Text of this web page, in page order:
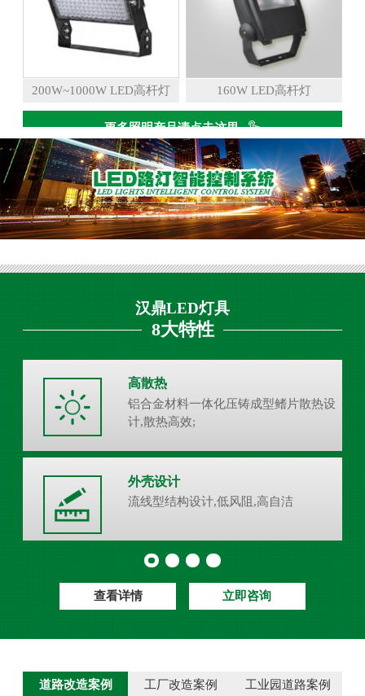
200W~1000W LED高杆灯 160W LED高杆灯
更多照明产品请点击这里
汉鼎LED灯具
8大特性
高散热
铝合金材料一体化压铸成型鳍片散热设
计,散热高效;
外壳设计
流线型结构设计,低风阻,高自洁
查看详情 立即咨询
道路改造案例 工厂改造案例 工业园道路案例